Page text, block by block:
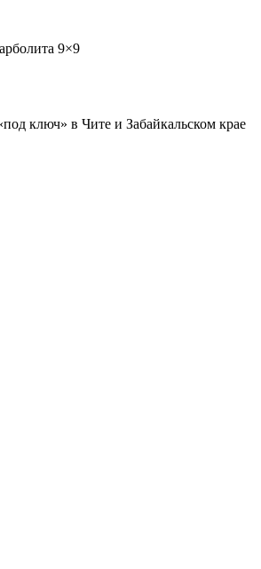
9×9
ключ» в Чите и Забайкальском крае